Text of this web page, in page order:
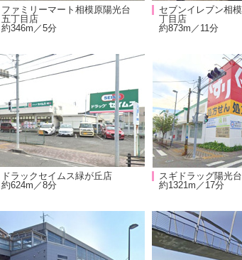
ファミリーマート相模原陽光台
五丁目店
約346m／5分
セブンイレブン相
丁目店
約873m／11分
ドラックセイムス緑が丘店
約624m／8分
スギドラッグ陽光
約1321m／17分